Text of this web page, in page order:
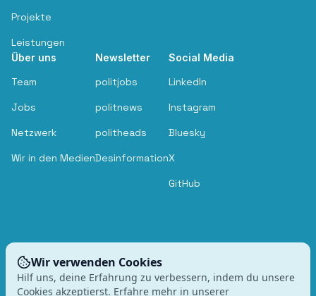
Wir verwenden Cookies
Hilf uns, deine Erfahrung zu verbessern, indem du unsere
Cookies akzeptierst. Erfahre mehr in unserer
Projekte
Leistungen
Über uns
Team
Jobs
Netzwerk
Wir in den Medien
Newsletter
politjobs
politnews
politheads
Desinformation
Social Media
LinkedIn
Instagram
Bluesky
X
GitHub